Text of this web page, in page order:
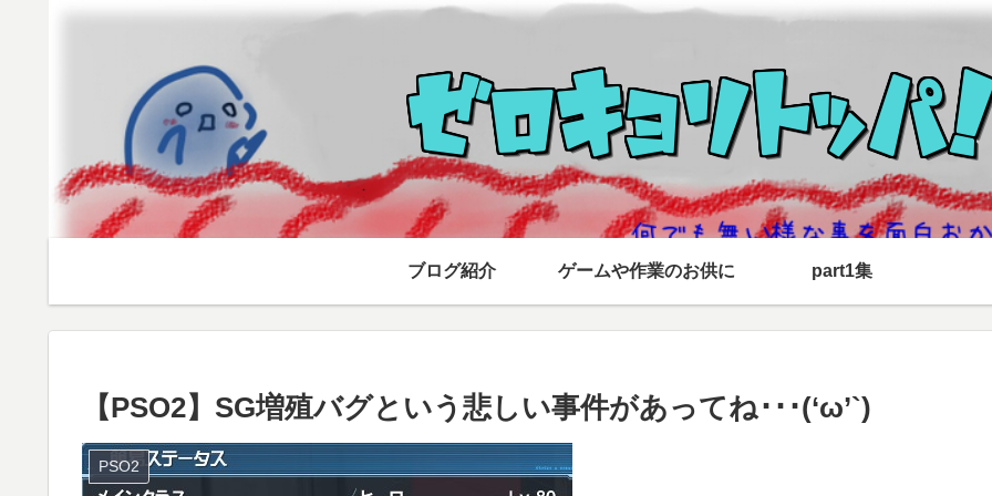
ブログ紹介 ゲームや作業のお供に part1集
【PSO2】SG増殖バグという悲しい事件があってね･･･(‘ω’`)
PSO2